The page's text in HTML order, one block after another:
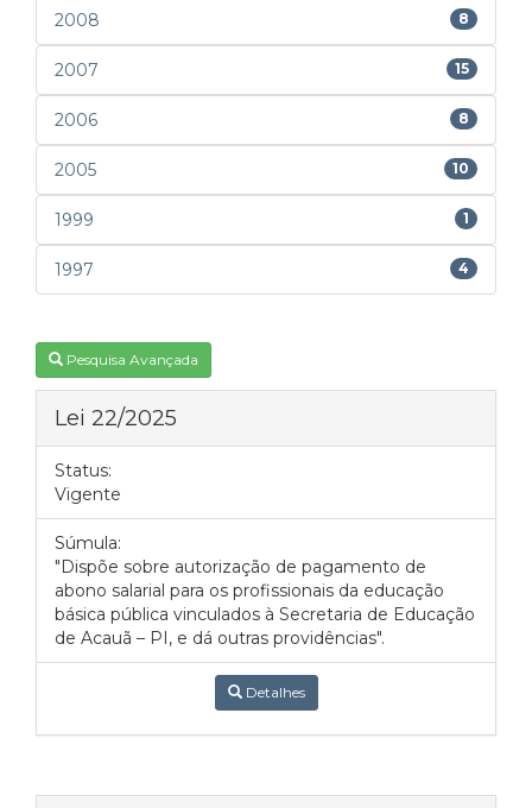
2008 8
2007 15
2006 8
2005 10
1999 1
1997 4
Pesquisa Avançada
Lei 22/2025
Status:
Vigente
Súmula:
"Dispõe sobre autorização de pagamento de
abono salarial para os profissionais da educação
básica pública vinculados à Secretaria de Educação
de Acauã – PI, e dá outras providências".
Detalhes